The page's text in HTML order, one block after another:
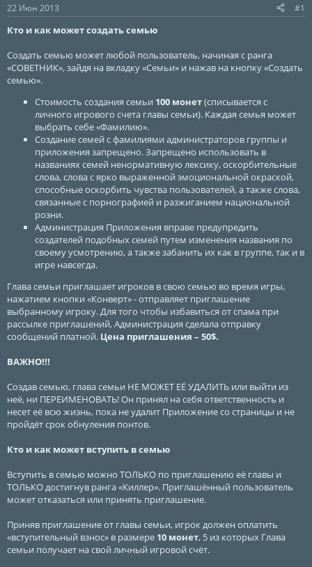
а
22 Июн 2013 #1
Кто и как может создать семью
Создать семью может любой пользователь, начиная с ранга
«СОВЕТНИК», зайдя на вкладку «Семьи» и нажав на кнопку «Создать
семью».
Стоимость создания семьи 100 монет(списывается с
личного игрового счета главы семьи). Каждая семья может
выбрать себе «Фамилию».
Создание семей с фамилиями администраторов группы и
приложения запрещено. Запрещено использовать в
названиях семей ненормативную лексику, оскорбительные
слова, слова с ярко выраженной эмоциональной окраской,
способные оскорбить чувства пользователей, а также слова,
связанные с порнографией и разжиганием национальной
розни.
Администрация Приложения вправе предупредить
создателей подобных семей путем изменения названия по
своему усмотрению, а также забанить их как в группе, так и в
игре навсегда.
Глава семьи приглашает игроков в свою семью во время игры,
нажатием кнопки «Конверт» - отправляет приглашение
выбранному игроку. Для того чтобы избавиться от спама при
рассылке приглашений, Администрация сделала отправку
сообщений платной. Цена приглашения – 50$.
ВАЖНО!!!
Создав семью, глава семьи НЕ МОЖЕТ ЕЁ УДАЛИТЬ или выйти из
неё, ни ПЕРЕИМЕНОВАТЬ! Он принял на себя ответственность и
несет её всю жизнь, пока не удалит Приложение со страницы и не
пройдёт срок обнуления понтов.
Кто и как может вступить в семью
Вступить в семью можно ТОЛЬКО по приглашению её главы и
ТОЛЬКО достигнув ранга «Киллер». Приглашённый пользователь
может отказаться или принять приглашение.
Приняв приглашение от главы семьи, игрок должен оплатить
«вступительный взнос» в размере 10 монет, 5 из которых Глава
семьи получает на свой личный игровой счёт.